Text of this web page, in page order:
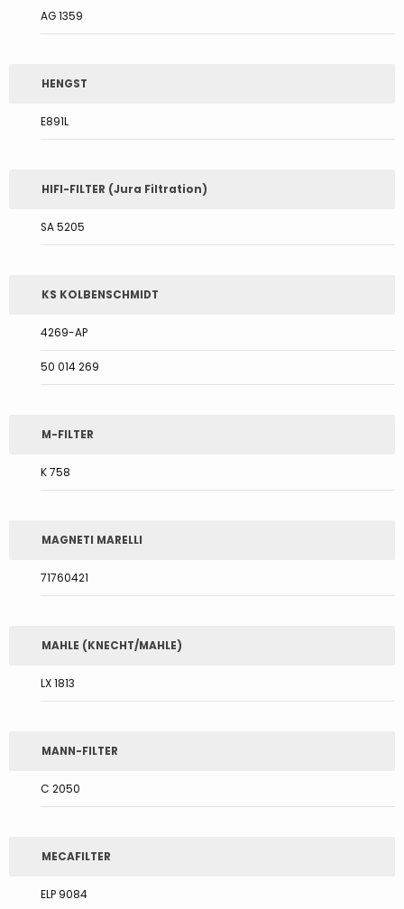
AG 1359
HENGST
E891L
HIFI-FILTER (Jura Filtration)
SA 5205
KS KOLBENSCHMIDT
4269-AP
50 014 269
M-FILTER
K 758
MAGNETI MARELLI
71760421
MAHLE (KNECHT/MAHLE)
LX 1813
MANN-FILTER
C 2050
MECAFILTER
ELP 9084